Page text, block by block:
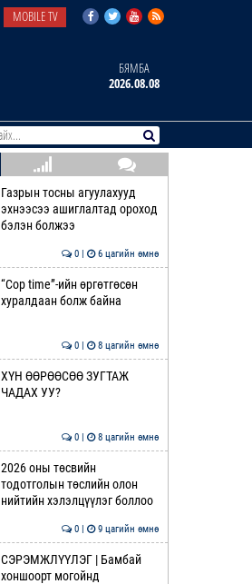
MOBILE TV
БЯМБА
2026.08.08
Газрын тосны агуулахууд
эхнээсээ ашиглалтад ороход
бэлэн болжээ
0 | 6 цагийн өмнө
“Cop time”-ийн өргөтгөсөн
хуралдаан болж байна
0 | 8 цагийн өмнө
ХҮН ӨӨРӨӨСӨӨ ЗУГТАЖ
ЧАДАХ УУ?
0 | 8 цагийн өмнө
2026 оны төсвийн
тодотголын төслийн олон
нийтийн хэлэлцүүлэг боллоо
0 | 9 цагийн өмнө
СЭРЭМЖЛҮҮЛЭГ | Бамбай
хоншоорт могойнд